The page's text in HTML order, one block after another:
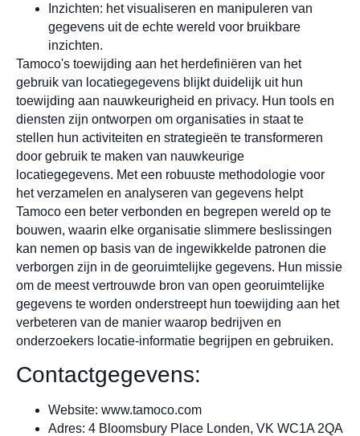
Inzichten: het visualiseren en manipuleren van
gegevens uit de echte wereld voor bruikbare
inzichten.
Tamoco's toewijding aan het herdefiniëren van het
gebruik van locatiegegevens blijkt duidelijk uit hun
toewijding aan nauwkeurigheid en privacy. Hun tools en
diensten zijn ontworpen om organisaties in staat te
stellen hun activiteiten en strategieën te transformeren
door gebruik te maken van nauwkeurige
locatiegegevens. Met een robuuste methodologie voor
het verzamelen en analyseren van gegevens helpt
Tamoco een beter verbonden en begrepen wereld op te
bouwen, waarin elke organisatie slimmere beslissingen
kan nemen op basis van de ingewikkelde patronen die
verborgen zijn in de georuimtelijke gegevens. Hun missie
om de meest vertrouwde bron van open georuimtelijke
gegevens te worden onderstreept hun toewijding aan het
verbeteren van de manier waarop bedrijven en
onderzoekers locatie-informatie begrijpen en gebruiken.
Contactgegevens:
Website: www.tamoco.com
Adres: 4 Bloomsbury Place Londen, VK WC1A 2QA